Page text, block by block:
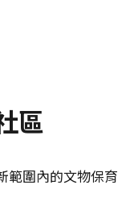
區
範圍內的文物保育